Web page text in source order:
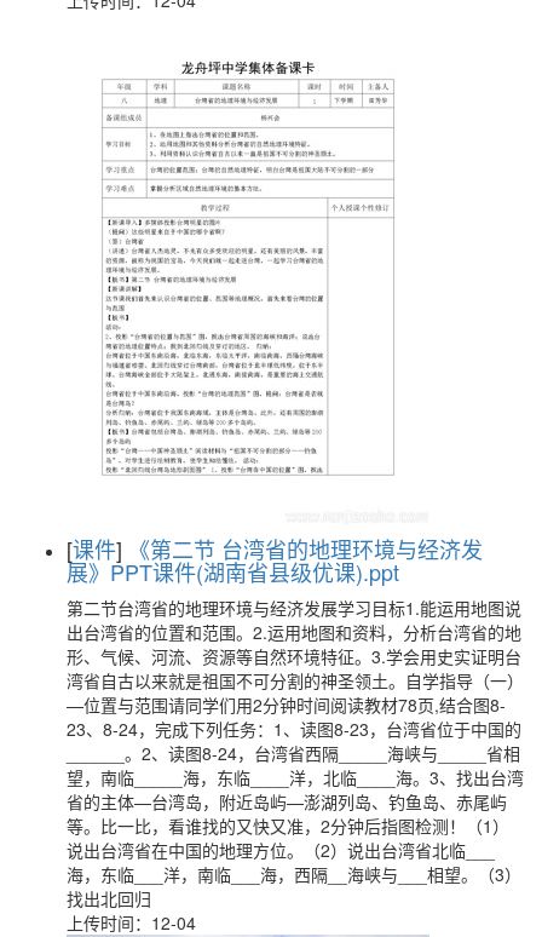
[课件] 《第二节 台湾省的地理环境与经济发
展》PPT课件(湖南省县级优课).ppt
第二节台湾省的地理环境与经济发展学习目标1.能运用地图说
出台湾省的位置和范围。2.运用地图和资料，分析台湾省的地
形、气候、河流、资源等自然环境特征。3.学会用史实证明台
湾省自古以来就是祖国不可分割的神圣领土。自学指导（一）
—位置与范围请同学们用2分钟时间阅读教材78页,结合图8-
23、8-24，完成下列任务：1、读图8-23，台湾省位于中国的
______。2、读图8-24，台湾省西隔_____海峡与_____省相
望，南临_____海，东临____洋，北临____海。3、找出台湾
省的主体—台湾岛，附近岛屿—澎湖列岛、钓鱼岛、赤尾屿
等。比一比，看谁找的又快又准，2分钟后指图检测！（1）
说出台湾省在中国的地理方位。（2）说出台湾省北临___
海，东临___洋，南临___海，西隔__海峡与___相望。（3）
找出北回归
上传时间：12-04